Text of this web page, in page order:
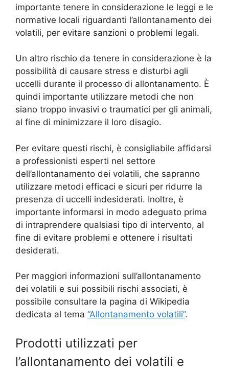
importante tenere in considerazione le leggi e le
normative locali riguardanti l’allontanamento dei
volatili, per evitare sanzioni o problemi legali.
Un altro rischio da tenere in considerazione è la
possibilità di causare stress e disturbi agli
uccelli durante il processo di allontanamento. È
quindi importante utilizzare metodi che non
siano troppo invasivi o traumatici per gli animali,
al fine di minimizzare il loro disagio.
Per evitare questi rischi, è consigliabile affidarsi
a professionisti esperti nel settore
dell’allontanamento dei volatili, che sapranno
utilizzare metodi efficaci e sicuri per ridurre la
presenza di uccelli indesiderati. Inoltre, è
importante informarsi in modo adeguato prima
di intraprendere qualsiasi tipo di intervento, al
fine di evitare problemi e ottenere i risultati
desiderati.
Per maggiori informazioni sull’allontanamento
dei volatili e sui possibili rischi associati, è
possibile consultare la pagina di Wikipedia
dedicata al tema “Allontanamento volatili”.
Prodotti utilizzati per
l’allontanamento dei volatili e